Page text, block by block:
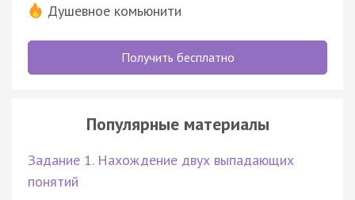
Душевное комьюнити
Получить бесплатно
Популярные материалы
Задание 1. Нахождение двух выпадающих
понятий